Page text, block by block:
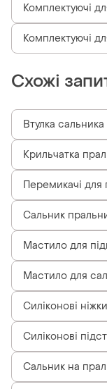
Комплектуючі
Комплектуючі
Схожі
Втулка
Крильчатка
Перемикачі
Сальник
Мастило для
Мастило для
Силіконові
Силіконові
Сальник на